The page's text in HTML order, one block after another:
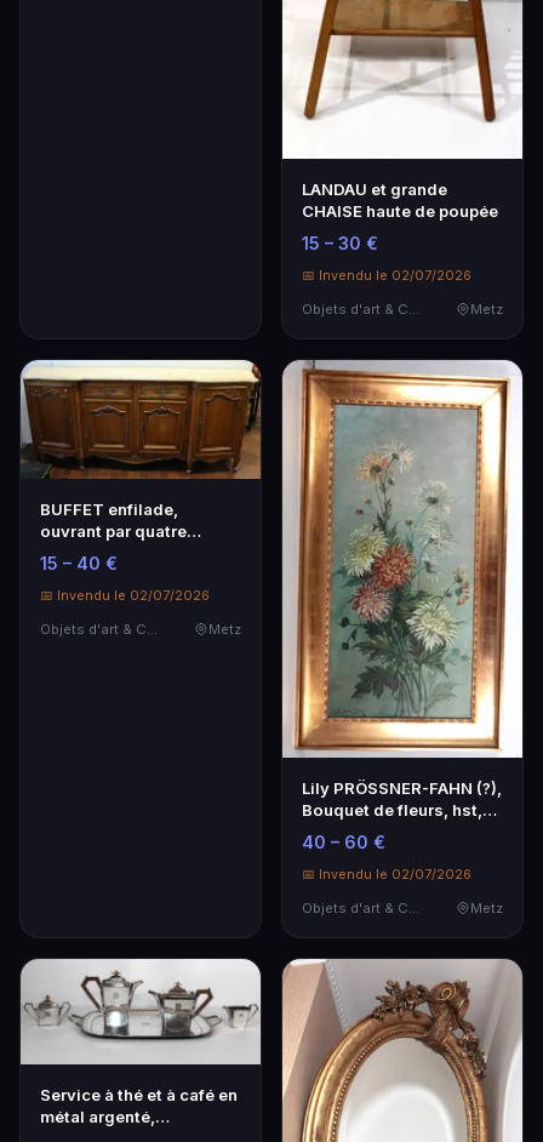
LANDAU et grande
CHAISE haute de poupée
15 – 30 €
📅 Invendu le 02/07/2026
Metz
BUFFET enfilade,
ouvrant par quatre
portes et deux tiroirs.
15 – 40 €
📅 Invendu le 02/07/2026
Objets d'art & Curiosités
Metz
Lily PRÖSSNER-FAHN (?),
Bouquet de fleurs, hst,
sbd, 95 x 45…
40 – 60 €
📅 Invendu le 02/07/2026
Objets d'art & Curiosités
Metz
Service à thé et à café en
métal argenté,